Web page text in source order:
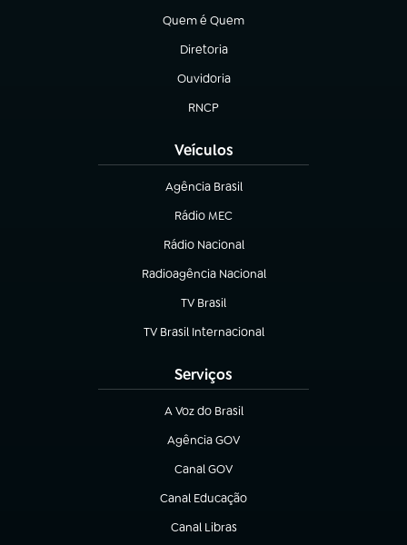
Quem é Quem
(abre em nova aba)
Diretoria
(abre em nova aba)
Ouvidoria
(abre em nova aba)
RNCP
(abre em nova aba)
Veículos
Agência Brasil
(abre em nova aba)
Rádio MEC
Rádio Nacional
(abre em nova aba)
Radioagência Nacional
(abre em nova aba)
TV Brasil
(abre em nova aba)
TV Brasil Internacional
(abre em nova aba)
Serviços
A Voz do Brasil
(abre em nova aba)
Agência GOV
(abre em nova aba)
Canal GOV
(abre em nova aba)
Canal Educação
(abre em nova aba)
Canal Libras
(abre em nova aba)